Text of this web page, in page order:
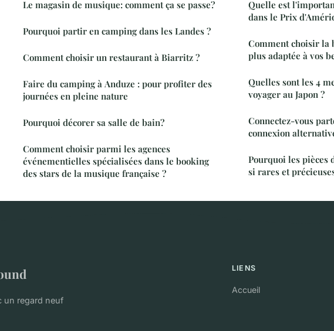
Le magasin de musique: comment ça se passe?
Pourquoi partir en camping dans les Landes ?
Comment choisir un restaurant à Biarritz ?
Faire du camping à Anduze : pour profiter des
journées en pleine nature
Pourquoi décorer sa salle de bain?
Comment choisir parmi les agences
événementielles spécialisées dans le booking
des stars de la musique française ?
Quelle est
dans le Prix
Comment choisir la
plus adaptée à vos
Quelles sont les 4
voyager au Japon ?
Connectez-vous
connexion
Pourquoi les pièces
si rares et
un regard neuf
LIENS
Accueil